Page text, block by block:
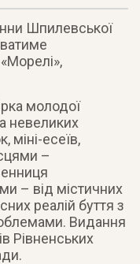
Шпилевської
молодої
невеликих
міні-есеїв,
–
– від містичних
реалій буття з
Видання
Рівненських